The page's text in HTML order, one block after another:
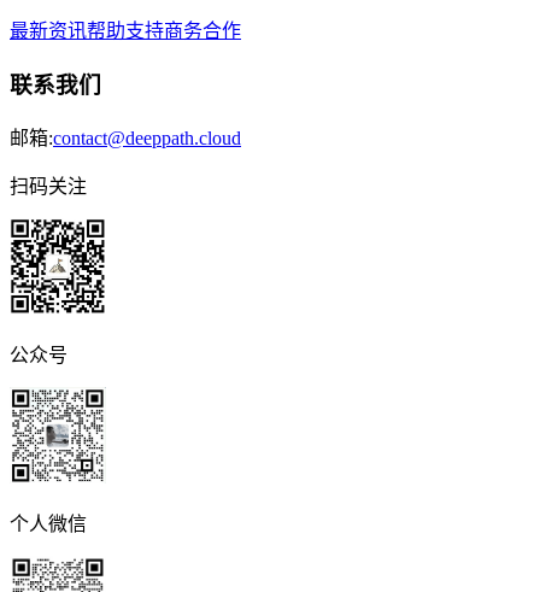
最新资讯帮助支持商务合作
联系我们
邮箱:contact@deeppath.cloud
扫码关注
公众号
个人微信